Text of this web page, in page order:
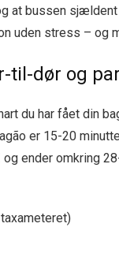
at bussen
uden stress – og
til-dør og
du har fået din
er 15-20
ender omkring